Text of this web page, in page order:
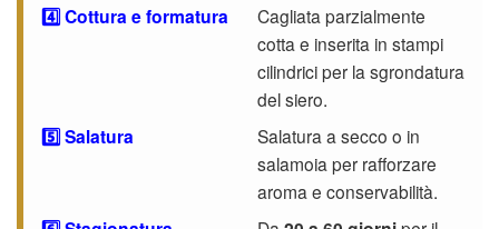
4️⃣ Cottura e formatura
Cagliata parzialmente
cotta e inserita in stampi
cilindrici per la sgrondatura
del siero.
5️⃣ Salatura
Salatura a secco o in
salamoia per rafforzare
aroma e conservabilità.